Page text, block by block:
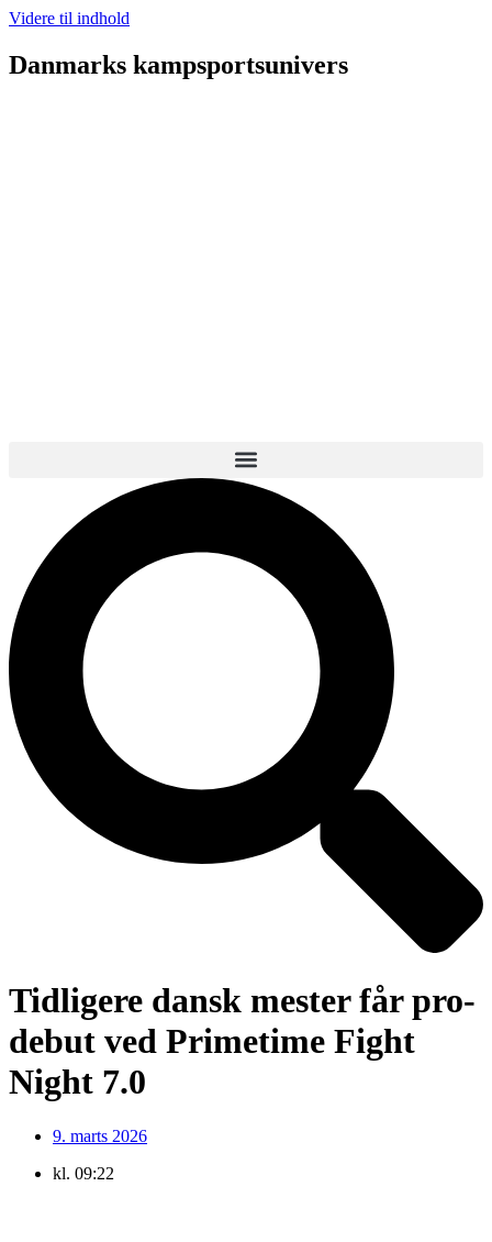
Videre til indhold
Danmarks kampsportsunivers
Tidligere dansk mester får pro-
debut ved Primetime Fight
Night 7.0
9. marts 2026
kl. 09:22